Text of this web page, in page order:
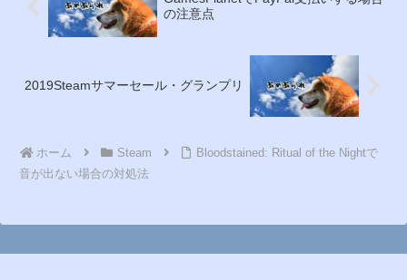
の注意点
2019Steamサマーセール・グランプリ
ホーム Steam
Bloodstained: Ritual of the Nightで
音が出ない場合の対処法